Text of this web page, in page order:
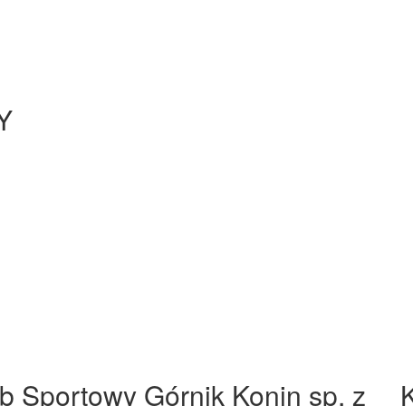
Sportowy Górnik Konin sp. z